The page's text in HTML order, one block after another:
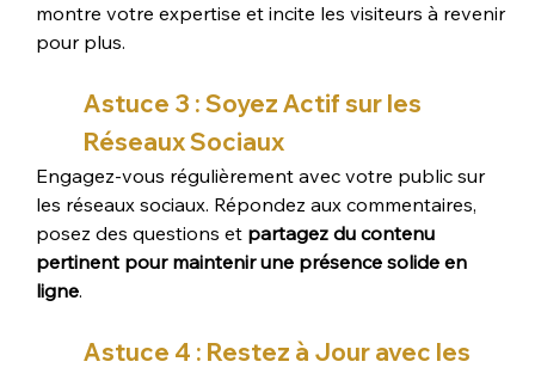
montre votre expertise et incite les visiteurs à revenir
pour plus.
Astuce 3 : Soyez Actif sur les
Réseaux Sociaux
Engagez-vous régulièrement avec votre public sur
les réseaux sociaux. Répondez aux commentaires,
posez des questions et partagez du contenu
pertinent pour maintenir une présence solide en
ligne.
Astuce 4 : Restez à Jour avec les